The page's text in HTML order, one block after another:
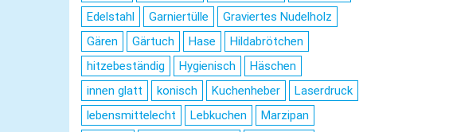
Edelstahl
Garniertülle
Graviertes Nudelholz
Gären
Gärtuch Hase
Hildabrötchen
hitzebeständig
Hygienisch
Häschen
innen glatt
konisch Kuchenheber
Laserdruck
lebensmittelecht
Lebkuchen
Marzipan